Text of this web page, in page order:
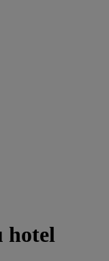
hotel